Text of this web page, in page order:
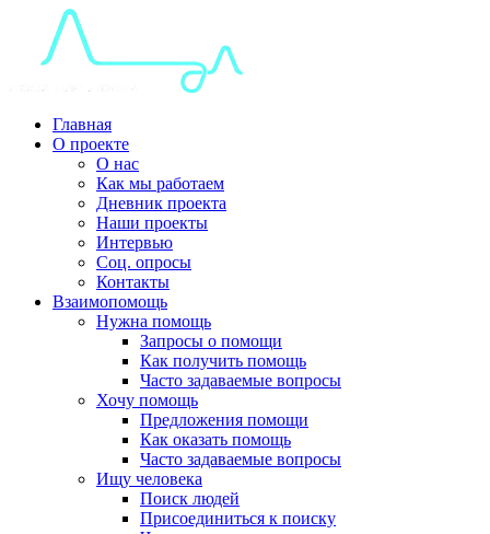
Главная
О проекте
О нас
Как мы работаем
Дневник проекта
Наши проекты
Интервью
Соц. опросы
Контакты
Взаимопомощь
Нужна помощь
Запросы о помощи
Как получить помощь
Часто задаваемые вопросы
Хочу помощь
Предложения помощи
Как оказать помощь
Часто задаваемые вопросы
Ищу человека
Поиск людей
Присоединиться к поиску